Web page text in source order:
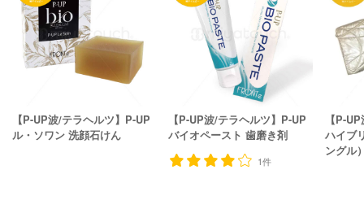
【P-UP波/テラヘルツ】P-UP
ル・ソワン 洗顔石けん
【P-UP波/テラヘルツ】P-UP
バイオペースト 歯磨き剤
1件
【P-
ハイブ
ングル